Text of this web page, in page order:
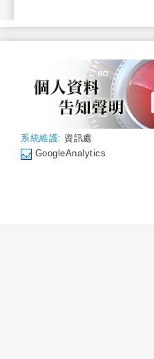
系統維護: 資訊處
GoogleAnalytics